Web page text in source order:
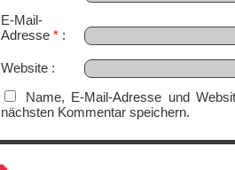
E-Mail-
Adresse *
Website
Name, E-Mail-Adresse und
nächsten Kommentar speichern.